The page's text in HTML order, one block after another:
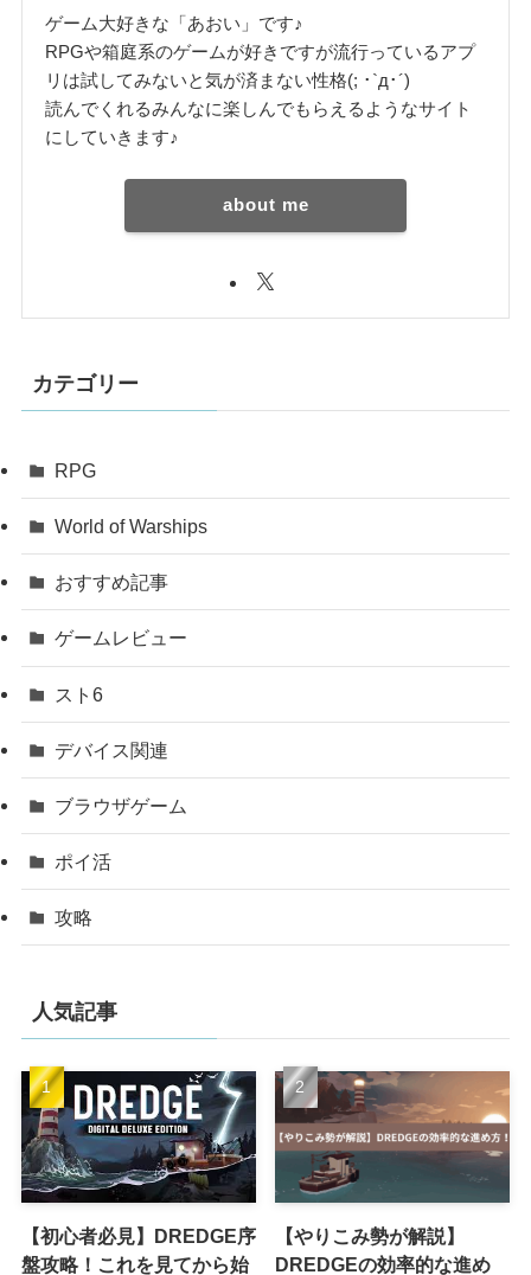
ゲーム大好きな「あおい」です♪
RPGや箱庭系のゲームが好きですが流行っているアプ
リは試してみないと気が済まない性格(; ･`д･´)
読んでくれるみんなに楽しんでもらえるようなサイト
にしていきます♪
about me
カテゴリー
RPG
World of Warships
おすすめ記事
ゲームレビュー
スト6
デバイス関連
ブラウザゲーム
ポイ活
攻略
人気記事
【初心者必見】DREDGE序
盤攻略！これを見てから始
【やりこみ勢が解説】
DREDGEの効率的な進め